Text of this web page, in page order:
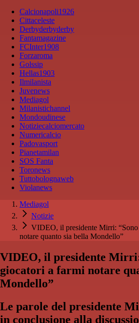
Calcionapoli1926
Cittaceleste
Derbyderbyderby
Fantamagazine
FCInter1908
Forzaroma
Golssip
Hellas1903
Ilmilanista
Juvenews
Mediagol
Milanistichannel
Mondoudinese
Notiziecalciomercato
Numericalcio
Padovasport
Pianetamilan
SOS Fanta
Toronews
Tuttobolognaweb
Violanews
Mediagol
Notizie
VIDEO, il presidente Mirri: “Sono
notare quanto sia bella Mondello”
VIDEO, il presidente Mirri:
giocatori a farmi notare
Mondello”
Le parole del presidente
in conclusione alla